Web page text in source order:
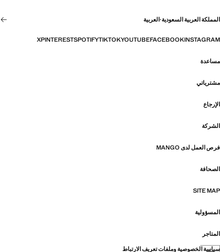
المملكة العربية السعودية·العربية
INSTAGRAM
FACEBOOK
YOUTUBE
TIKTOK
SPOTIFY
PINTEREST
X
مساعدة
مشترياتي
الإرجاع
الشركة
فرص العمل لدى MANGO
الصحافة
SITE MAP
المسؤولية
المتاجر
سياسة الخصوصية وملفات تعريف الارتباط